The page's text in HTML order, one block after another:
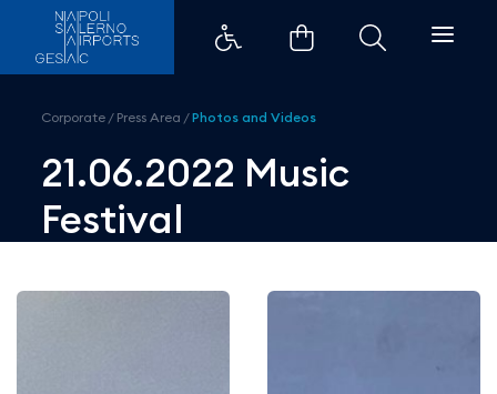
21.06.2022 Music Festival -
Corporate / Press Area /Photos and Videos
21.06.2022 Music
Festival